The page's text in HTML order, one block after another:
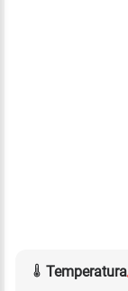
Temperatura